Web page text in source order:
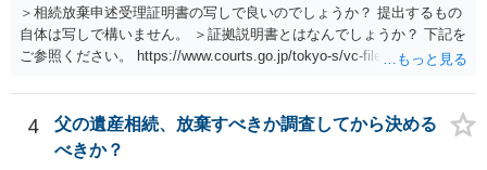
＞相続放棄申述受理証明書の写しで良いのでしょうか？ 提出するもの
自体は写しで構いません。 ＞証拠説明書とはなんでしょうか？ 下記を
ご参照ください。 https://www.courts.go.jp/tokyo-s/vc-files/tokyo-s/file/
4
父の遺産相続、放棄すべきか調査してから決める
べきか？